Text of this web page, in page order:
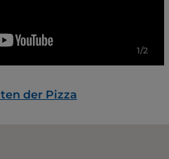
1/2
der Pizza